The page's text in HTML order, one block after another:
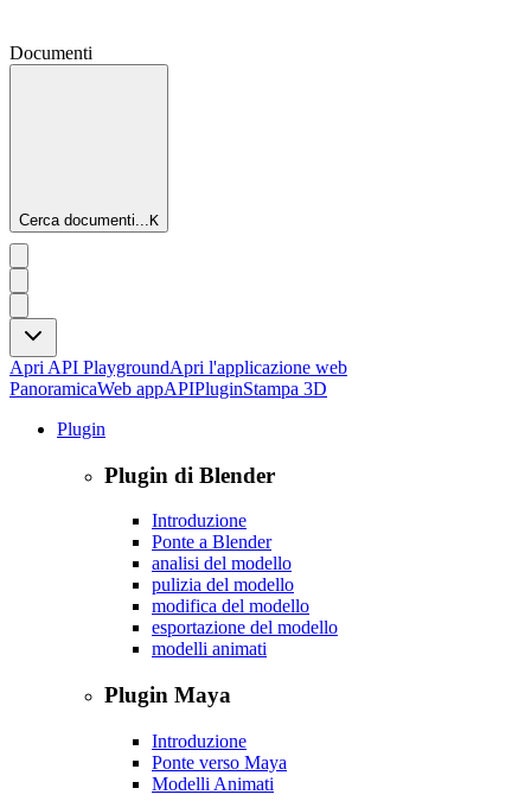
Documenti
Cerca documenti...K
Apri API PlaygroundApri l'applicazione web
PanoramicaWeb appAPIPluginStampa 3D
Plugin
Plugin di Blender
Introduzione
Ponte a Blender
analisi del modello
pulizia del modello
modifica del modello
esportazione del modello
modelli animati
Plugin Maya
Introduzione
Ponte verso Maya
Modelli Animati